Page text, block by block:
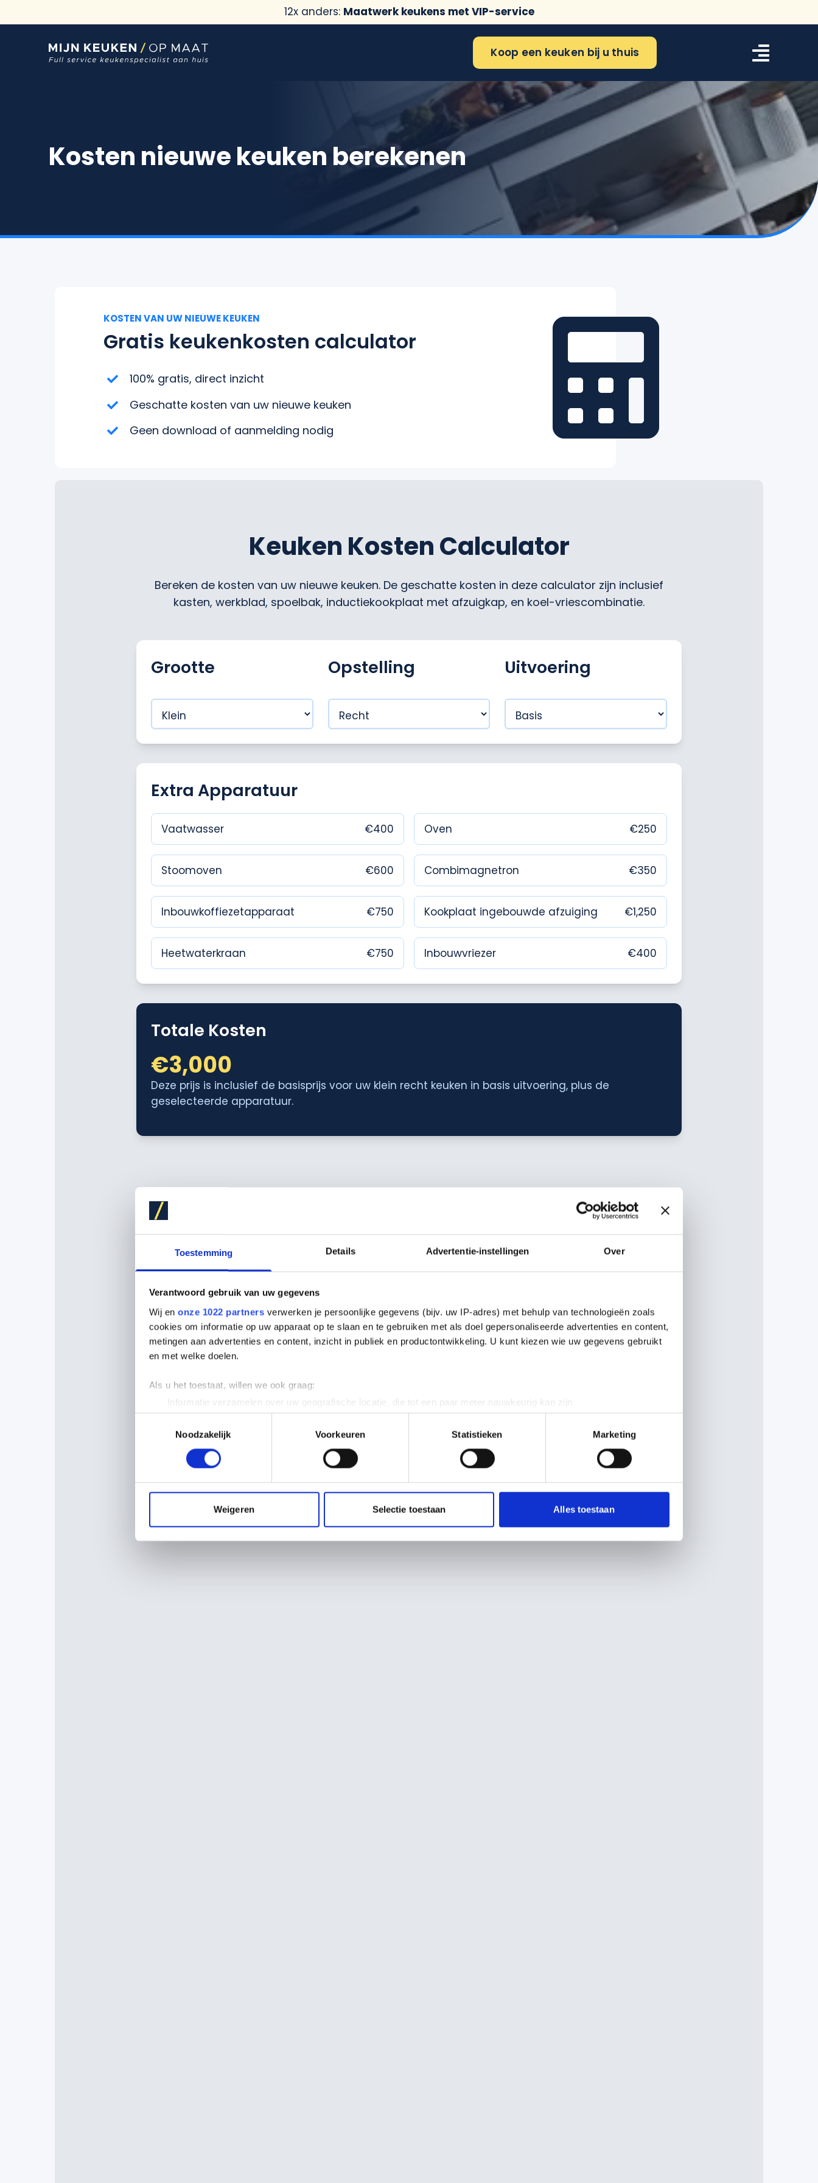
Toestemming Details Advertentie-instellingen Over
Verantwoord gebruik van uw gegevens
Wij en onze 1022 partners verwerken je persoonlijke gegevens (bijv. uw IP-adres) met behulp van technologieën zoals
cookies om informatie op uw apparaat op te slaan en te gebruiken met als doel gepersonaliseerde advertenties en content,
metingen aan advertenties en content, inzicht in publiek en productontwikkeling. U kunt kiezen wie uw gegevens gebruikt
en met welke doelen.
Als u het toestaat, willen we ook graag:
Informatie verzamelen over uw geografische locatie, die tot een paar meter nauwkeurig kan zijn
Uw apparaat identificeren door het actief te scannen op specifieke eigenschappen (fingerprinting)
Lees meer over hoe uw persoonlijke gegevens worden verwerkt en stel uw voorkeuren in het
detailgedeeltein. U kunt uw
toestemming op elk moment wijzigen of intrekken in de Cookieverklaring.
websiteverkeer te analyseren. Ook delen we informatie over uw gebruik van onze site met onze partners voor social
media, adverteren en analyse. Deze partners kunnen deze gegevens combineren met andere informatie die u aan ze heeft
Noodzakelijk
Voorkeuren Statistieken Marketing
Weigeren Selectie toestaan Alles toestaan
12x anders: Maatwerk keukens met VIP-service
Koop een keuken bij u thuis
Kosten nieuwe keuken berekenen
KOSTEN VAN UW NIEUWE KEUKEN
Gratis keukenkosten calculator
100% gratis, direct inzicht
Geschatte kosten van uw nieuwe keuken
Geen download of aanmelding nodig
Keuken Kosten Calculator
Bereken de kosten van uw nieuwe keuken. De geschatte kosten in deze calculator zijn inclusief
kasten, werkblad, spoelbak, inductiekookplaat met afzuigkap, en koel-vriescombinatie.
Grootte Opstelling Uitvoering
Extra Apparatuur
Vaatwasser €400 Oven €250
Stoomoven €600 Combimagnetron €350
Inbouwkoffiezetapparaat €750 Kookplaat ingebouwde afzuiging €1,250
Heetwaterkraan €750 Inbouwvriezer €400
Totale Kosten
€3,000
Deze prijs is inclusief de basisprijs voor uw klein recht keuken in basis uitvoering, plus de
geselecteerde apparatuur.